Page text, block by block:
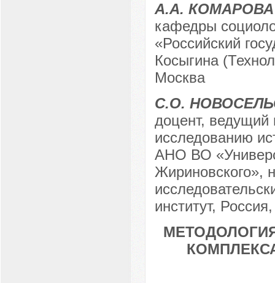
А.А. КОМАРОВА
кафедры
«Российский
Косыгина
Москва
С.О.
доцент, ведущий
исследованию
АНО ВО
Жириновского»,
институт,